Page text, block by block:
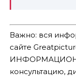
Важно: вся
сайте
консультацию,